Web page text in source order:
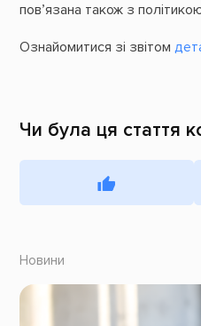
пов’язана також з
Ознайомитися зі звітом
Чи була ця стаття
Новини